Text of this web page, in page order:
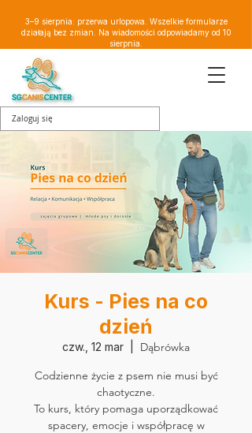
3–9 sierpnia: przerwa urlopowa. Wszelkie formularze
działają bez zmian. Na wiadomości odpowiadamy od 10
sierpnia.
Zaloguj się
Kurs - Pies na co
dzień
czw., 12 mar
Dąbrówka
Codzienne życie z psem nie musi być
chaotyczne.
To kurs, który pomaga uporządkować
spacery, emocje i współpracę w